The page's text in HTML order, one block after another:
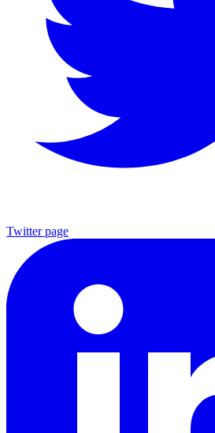
Twitter page